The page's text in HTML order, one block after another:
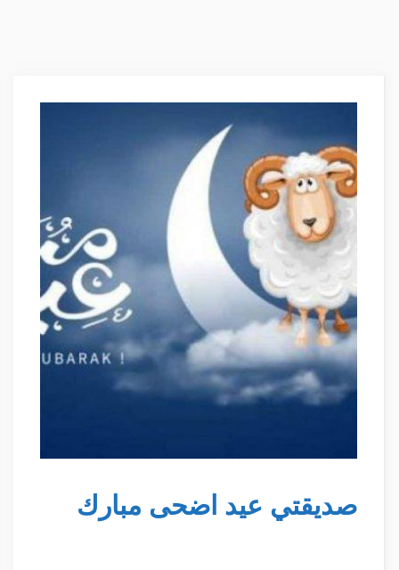
صديقتي عيد اضحى مبارك